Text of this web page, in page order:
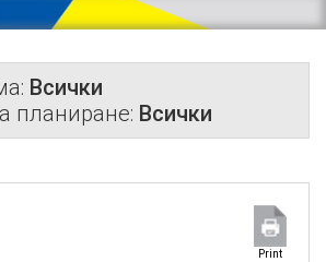
Всички
планиране: Всички
Print